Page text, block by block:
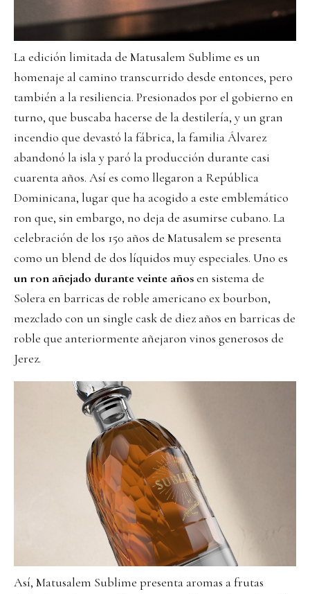
La edición limitada de Matusalem Sublime es un
homenaje al camino transcurrido desde entonces, pero
también a la resiliencia. Presionados por el gobierno en
turno, que buscaba hacerse de la destilería, y un gran
incendio que devastó la fábrica, la familia Álvarez
abandonó la isla y paró la producción durante casi
cuarenta años. Así es como llegaron a República
Dominicana, lugar que ha acogido a este emblemático
ron que, sin embargo, no deja de asumirse cubano. La
celebración de los 150 años de Matusalem se presenta
como un blend de dos líquidos muy especiales. Uno es
un ron añejado durante veinte añosen sistema de
Solera en barricas de roble americano ex bourbon,
mezclado con un single cask de diez años en barricas de
roble que anteriormente añejaron vinos generosos de
Jerez.
Así, Matusalem Sublime presenta aromas a frutas